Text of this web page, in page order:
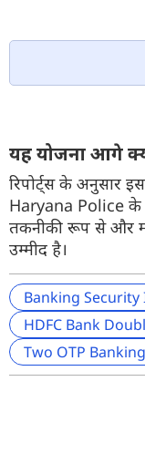
यह योजना आगे
रिपोर्ट्स के अनुसार
Haryana Police के
तकनीकी रूप से और
उम्मीद है।
Banking Security
HDFC Bank
Two OTP